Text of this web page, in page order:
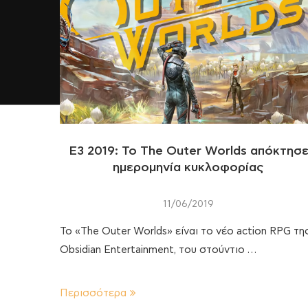
E3 2019: Το The Outer Worlds απόκτησε
ημερομηνία κυκλοφορίας
11/06/2019
Το «The Outer Worlds» είναι το νέο action RPG
Obsidian Entertainment, του στούντιο …
Περισσότερα